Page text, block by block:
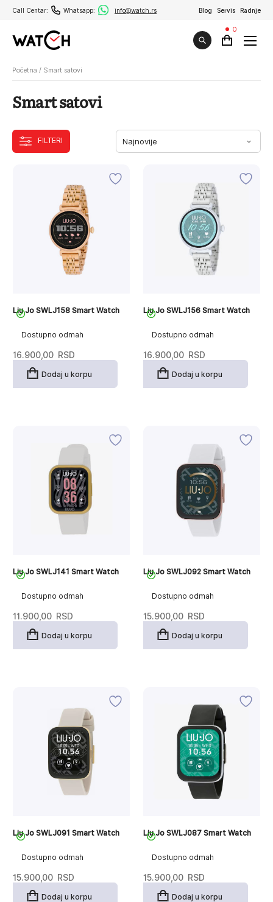
Call Centar: Whatsapp: info@watch.rs Blog Servis Radnje
0
Početna / Smart satovi
Smart satovi
FILTERI
Dostupno odmah
Liu Jo SWLJ158 Smart Watch
16.900,00 RSD
Dodaj u korpu
Dostupno odmah
Liu Jo SWLJ156 Smart Watch
16.900,00 RSD
Dodaj u korpu
Dostupno odmah
Liu Jo SWLJ141 Smart Watch
11.900,00 RSD
Dodaj u korpu
Dostupno odmah
Liu Jo SWLJ092 Smart Watch
15.900,00 RSD
Dodaj u korpu
Dostupno odmah
Liu Jo SWLJ091 Smart Watch
15.900,00 RSD
Dodaj u korpu
Dostupno odmah
Liu Jo SWLJ087 Smart Watch
15.900,00 RSD
Dodaj u korpu